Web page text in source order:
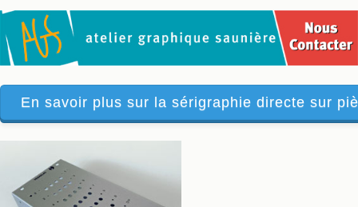
En savoir plus sur la sérigraphie directe sur